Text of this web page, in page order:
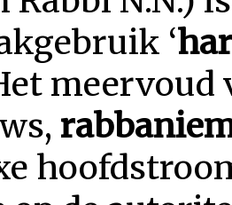
‘